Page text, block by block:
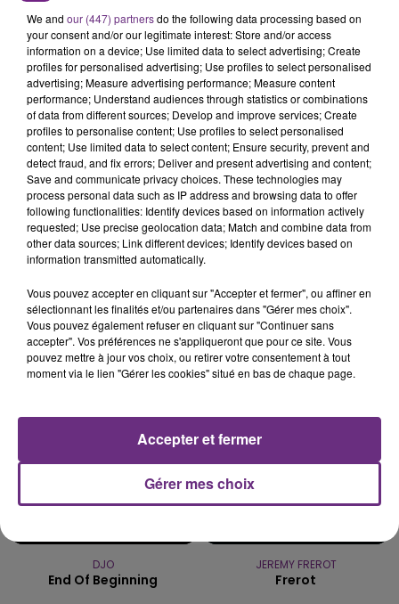
SES PORTES
C'était l'une des institutions du centre-ville
rémois. Le magasin JouéClub est contraint de
fermer ses portes.
TITRES DIFFUSÉS
9h26
9h26
LYKKE LI
I Follow Rivers
9h23
9h23
JULIEN LIEB
Dis-Moi Ou
9h20
9h20
DJO
End Of Beginning
9h18
9h18
JEREMY FREROT
Frerot
We and our (447) partnersdo the following data processing based on
your consent and/or our legitimate interest: Store and/or access
information on a device; Use limited data to select advertising; Create
profiles for personalised advertising; Use profiles to select personalised
advertising; Measure advertising performance; Measure content
performance; Understand audiences through statistics or combinations
of data from different sources; Develop and improve services; Create
profiles to personalise content; Use profiles to select personalised
content; Use limited data to select content; Ensure security, prevent and
detect fraud, and fix errors; Deliver and present advertising and content;
Save and communicate privacy choices. These technologies may
process personal data such as IP address and browsing data to offer
following functionalities: Identify devices based on information actively
requested; Use precise geolocation data; Match and combine data from
other data sources; Link different devices; Identify devices based on
information transmitted automatically.
Vous pouvez accepter en cliquant sur "Accepter et fermer", ou affiner en
sélectionnant les finalités et/ou partenaires dans "Gérer mes choix".
Vous pouvez également refuser en cliquant sur "Continuer sans
accepter". Vos préférences ne s'appliqueront que pour ce site. Vous
pouvez mettre à jour vos choix, ou retirer votre consentement à tout
moment via le lien "Gérer les cookies" situé en bas de chaque page.
Gérer mes choix
Accepter et fermer